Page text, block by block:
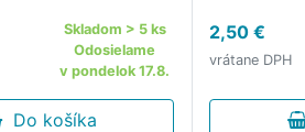
Skladom > 5 ks
Odosielame
v pondelok 17.8.
Do košíka
2,50 €
vrátane DPH